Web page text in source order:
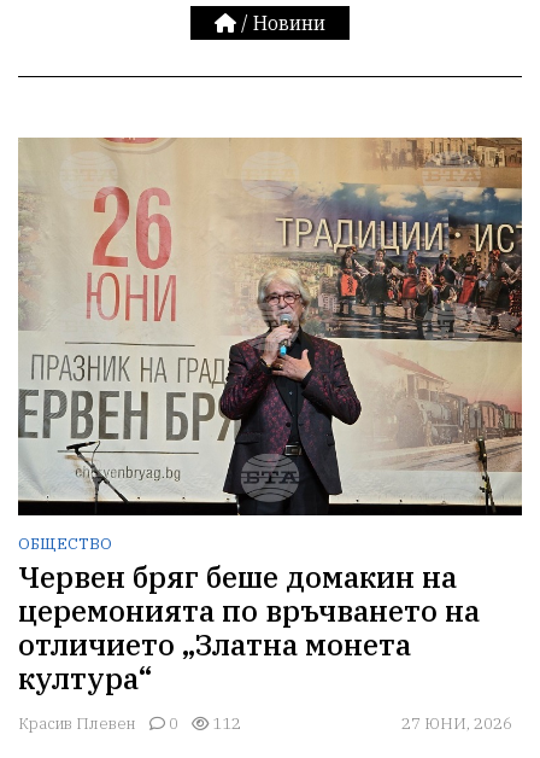
/ Новини
ОБЩЕСТВО
Червен бряг беше домакин на
церемонията по връчването на
отличието „Златна монета
култура“
Красив Плевен 0 112 27 ЮНИ, 2026